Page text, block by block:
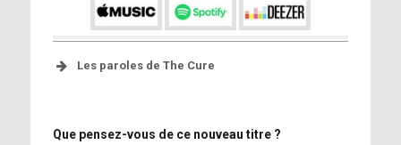
Les paroles de The Cure
Que pensez-vous de ce nouveau titre ?